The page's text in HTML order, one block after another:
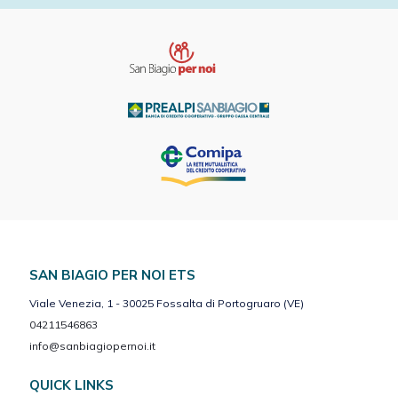
SAN BIAGIO PER NOI ETS
Viale Venezia, 1 - 30025 Fossalta di Portogruaro (VE)
04211546863
info@sanbiagiopernoi.it
QUICK LINKS